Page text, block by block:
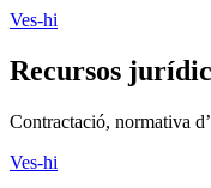
Ves-hi
Recursos
Contractació, normativa
Ves-hi